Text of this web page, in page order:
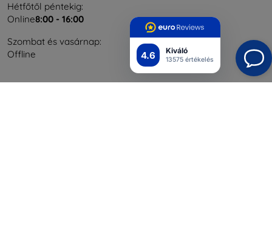
4.6 Kiváló
13575 értékelés
Hétfőtől péntekig:
Online8:00 - 16:00
Szombat és vasárnap:
Offline